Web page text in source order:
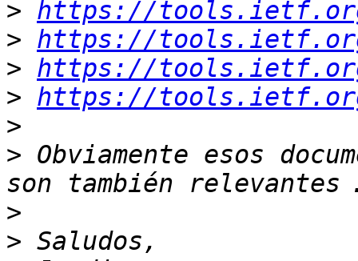
> https://
> https://
> https://
> https://
>
> Obviamente esos
>
>